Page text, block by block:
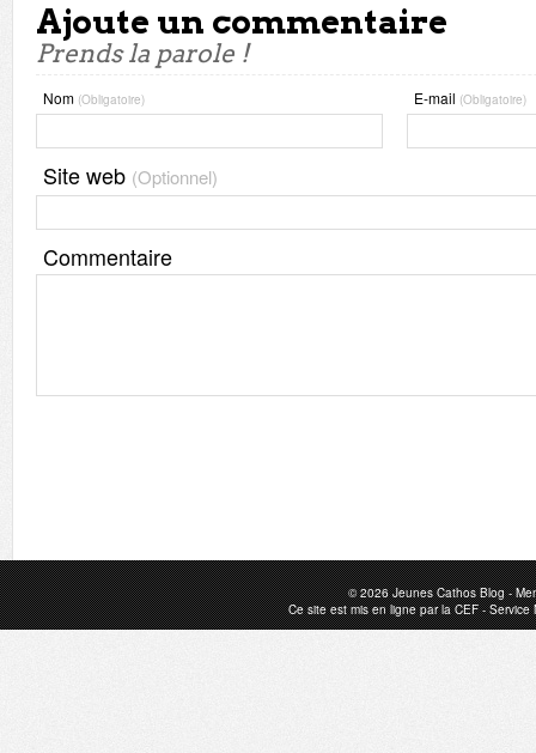
Ajoute un commentaire
Prends la parole !
Nom (Obligatoire) E-mail (Obligatoire)
Site web (Optionnel)
Commentaire
© 2026Jeunes Cathos Blog-
Ce site est mis en ligne par laCEF-Service